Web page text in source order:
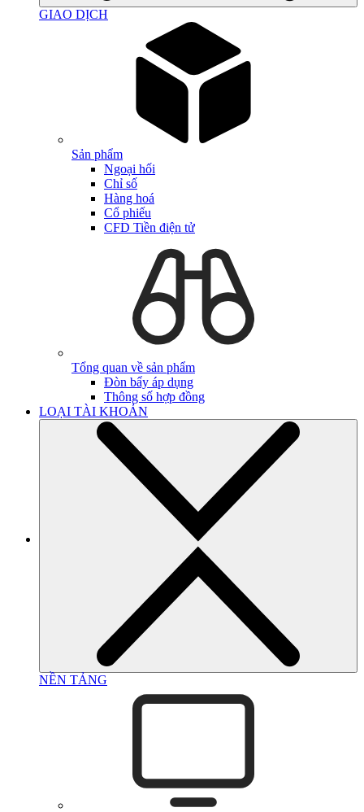
GIAO DỊCH
Sản phẩm
Ngoại hối
Chỉ số
Hàng hoá
Cổ phiếu
CFD Tiền điện tử
Tổng quan về sản phẩm
Đòn bẩy áp dụng
Thông số hợp đồng
LOẠI TÀI KHOẢN
NỀN TẢNG